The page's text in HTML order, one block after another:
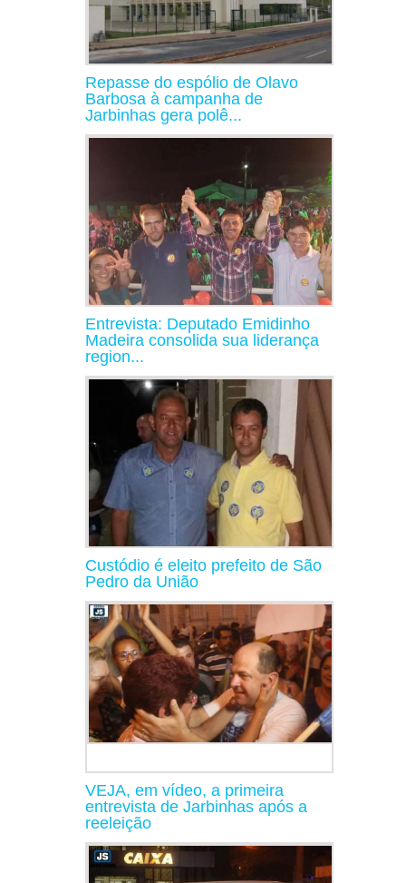
Repasse do espólio de Olavo
Barbosa à campanha de
Jarbinhas gera polê...
Entrevista: Deputado Emidinho
Madeira consolida sua liderança
region...
Custódio é eleito prefeito de São
Pedro da União
VEJA, em vídeo, a primeira
entrevista de Jarbinhas após a
reeleição